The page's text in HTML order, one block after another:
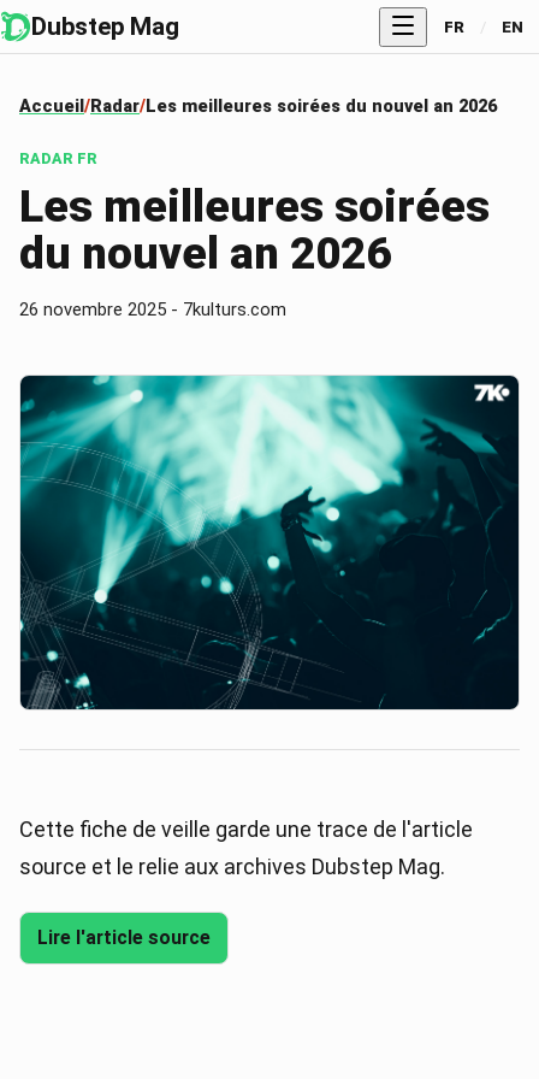
Dubstep Mag FR / EN
Accueil Radar Les meilleures soirées du nouvel an 2026
RADAR FR
Les meilleures soirées
du nouvel an 2026
26 novembre 2025 - 7kulturs.com
Cette fiche de veille garde une trace de l'article
source et le relie aux archives Dubstep Mag.
Lire l'article source